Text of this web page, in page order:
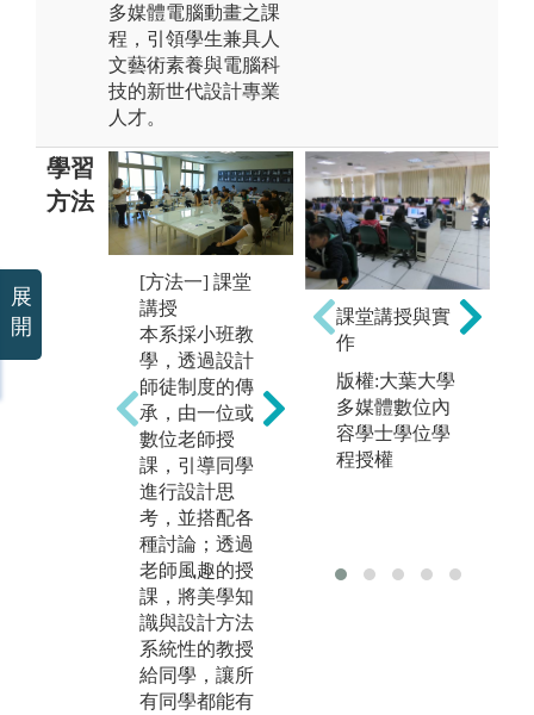
多媒體電腦動畫之課
程，引領學生兼具人
文藝術素養與電腦科
技的新世代設計專業
人才。
學習
方法
[方法一] 課堂
講授
本系採小班教
學，透過設計
師徒制度的傳
承，由一位或
數位老師授
課，引導同學
進行設計思
考，並搭配各
種討論；透過
老師風趣的授
課，將美學知
識與設計方法
系統性的教授
給同學，讓所
有同學都能有
[方法二] 技巧
練習
有實戰經驗的
老師搭配本系
所提供一流設
備，在老師示
範之後，同學
設計技巧。不
課堂講授與實
作
版權:大葉大學
多媒體數位內
容學士學位學
程授權
展
開